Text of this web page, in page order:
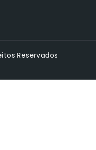
Reservados